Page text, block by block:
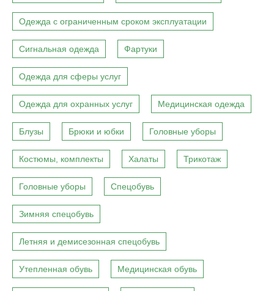
Одежда с ограниченным сроком эксплуатации
Сигнальная одежда Фартуки
Одежда для сферы услуг
Одежда для охранных услуг Медицинская одежда
Блузы Брюки и юбки Головные уборы
Костюмы, комплекты Халаты Трикотаж
Головные уборы Спецобувь
Зимняя спецобувь
Летняя и демисезонная спецобувь
Утепленная обувь Медицинская обувь